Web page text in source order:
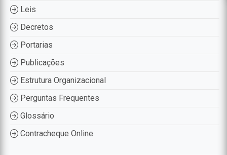
Leis
Decretos
Portarias
Publicações
Estrutura Organizacional
Perguntas Frequentes
Glossário
Contracheque Online